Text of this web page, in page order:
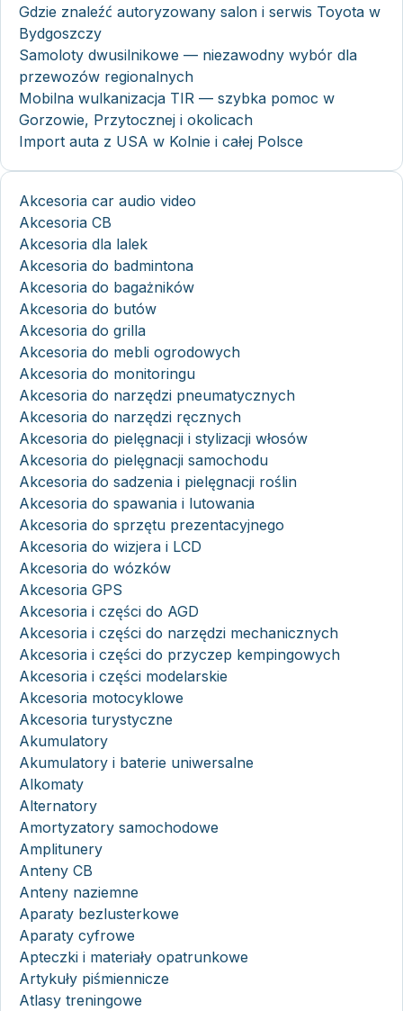
Gdzie znaleźć autoryzowany salon i serwis Toyota w
Bydgoszczy
Samoloty dwusilnikowe — niezawodny wybór dla
przewozów regionalnych
Mobilna wulkanizacja TIR — szybka pomoc w
Gorzowie, Przytocznej i okolicach
Import auta z USA w Kolnie i całej Polsce
Akcesoria car audio video
Akcesoria CB
Akcesoria dla lalek
Akcesoria do badmintona
Akcesoria do bagażników
Akcesoria do butów
Akcesoria do grilla
Akcesoria do mebli ogrodowych
Akcesoria do monitoringu
Akcesoria do narzędzi pneumatycznych
Akcesoria do narzędzi ręcznych
Akcesoria do pielęgnacji i stylizacji włosów
Akcesoria do pielęgnacji samochodu
Akcesoria do sadzenia i pielęgnacji roślin
Akcesoria do spawania i lutowania
Akcesoria do sprzętu prezentacyjnego
Akcesoria do wizjera i LCD
Akcesoria do wózków
Akcesoria GPS
Akcesoria i części do AGD
Akcesoria i części do narzędzi mechanicznych
Akcesoria i części do przyczep kempingowych
Akcesoria i części modelarskie
Akcesoria motocyklowe
Akcesoria turystyczne
Akumulatory
Akumulatory i baterie uniwersalne
Alkomaty
Alternatory
Amortyzatory samochodowe
Amplitunery
Anteny CB
Anteny naziemne
Aparaty bezlusterkowe
Aparaty cyfrowe
Apteczki i materiały opatrunkowe
Artykuły piśmiennicze
Atlasy treningowe